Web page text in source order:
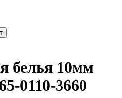
белья 10мм
0110-3660